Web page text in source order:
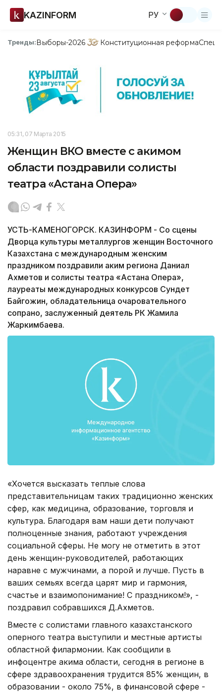
KAZINFORM РУ
Тренды:Выборы-2026 Конституционная реформа
05:31, 07 Марта 2015
Женщин ВКО вместе с акимом
области поздравили солисты
театра «Астана Опера»
УСТЬ-КАМЕНОГОРСК. КАЗИНФОРМ - Со сцены
Дворца культуры металлургов женщин Восточного
Казахстана с международным женским
праздником поздравили аким региона Даниал
Ахметов и солисты театра «Астана Опера»,
лауреаты международных конкурсов Сундет
Байгожин, обладательница очаровательного
сопрано, заслуженный деятель РК Жамила
Жаркимбаева.
«Хочется высказать теплые слова
представительницам таких традиционно женских
сфер, как медицина, образование, торговля и
культура. Благодаря вам наши дети получают
полноценные знания, работают учреждения
социальной сферы. Не могу не отметить в этот
день женщин-руководителей, работающих
наравне с мужчинами, а порой и лучше. Пусть в
ваших семьях всегда царят мир и гармония,
счастье и взаимопонимание! С праздником!», -
поздравил собравшихся Д.Ахметов.
Вместе с солистами главного казахстанского
оперного театра выступили и местные артисты
областной филармонии. Как сообщили в
инфоцентре акима области, сегодня в регионе в
сфере здравоохранения трудится 85% женщин, в
образовании - около 75%, в финансовой сфере -